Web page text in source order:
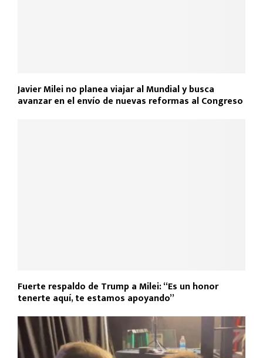
Javier Milei no planea viajar al Mundial y busca
avanzar en el envío de nuevas reformas al Congreso
Fuerte respaldo de Trump a Milei: “Es un honor
tenerte aquí, te estamos apoyando”